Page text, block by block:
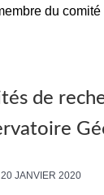
du
de
20 JANVIER 2020